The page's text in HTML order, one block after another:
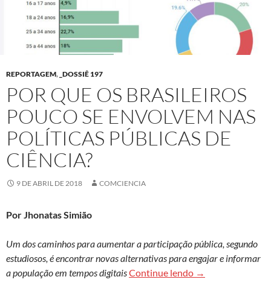
REPORTAGEM, _DOSSIÊ 197
POR QUE OS BRASILEIROS
POUCO SE ENVOLVEM NAS
POLÍTICAS PÚBLICAS DE
CIÊNCIA?
9 DE ABRIL DE 2018 COMCIENCIA
Por Jhonatas Simião
Um dos caminhos para aumentar a participação pública, segundo
estudiosos, é encontrar novas alternativas para engajar e informar
a população em tempos digitaisContinue lendo Por que os
→